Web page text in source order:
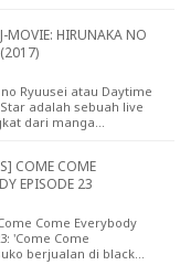
MOVIE: HIRUNAKA NO
Ryuusei atau Daytime
adalah sebuah live
dari manga…
COME COME
EPISODE 23
Come Everybody
'Come Come
berjualan di black…